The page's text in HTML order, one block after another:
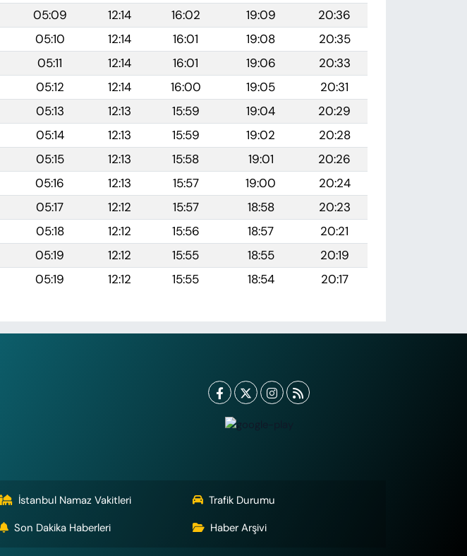
05:09 12:14 16:02 19:09
20:36
05:10 12:14 16:01 19:08
20:35
05:11 12:14 16:01 19:06
20:33
05:12 12:14 16:00 19:05
20:31
05:13 12:13 15:59 19:04
20:29
05:14 12:13 15:59 19:02
20:28
05:15 12:13 15:58 19:01
20:26
05:16 12:13 15:57 19:00
20:24
05:17 12:12 15:57 18:58
20:23
05:18 12:12 15:56 18:57
20:21
05:19 12:12 15:55 18:55
20:19
05:19 12:12 15:55 18:54 20:17
İstanbul Namaz Vakitleri
Trafik Durumu
Son Dakika Haberleri Haber Arşivi